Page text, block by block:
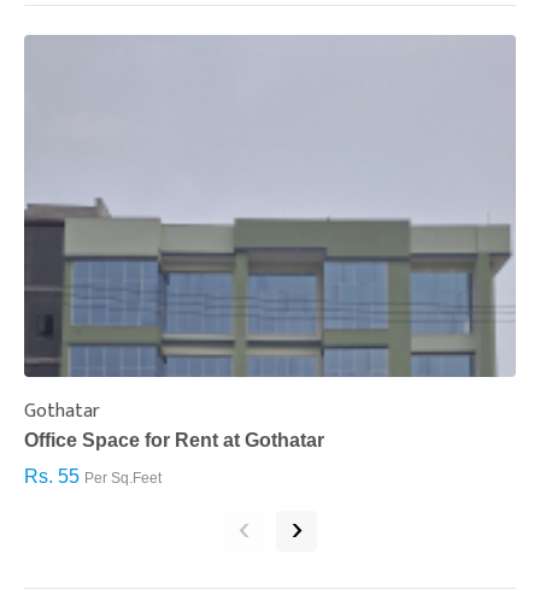
Gothatar
Office Space for Rent at Gothatar
Rs. 55 Per Sq.Feet
‹ ›